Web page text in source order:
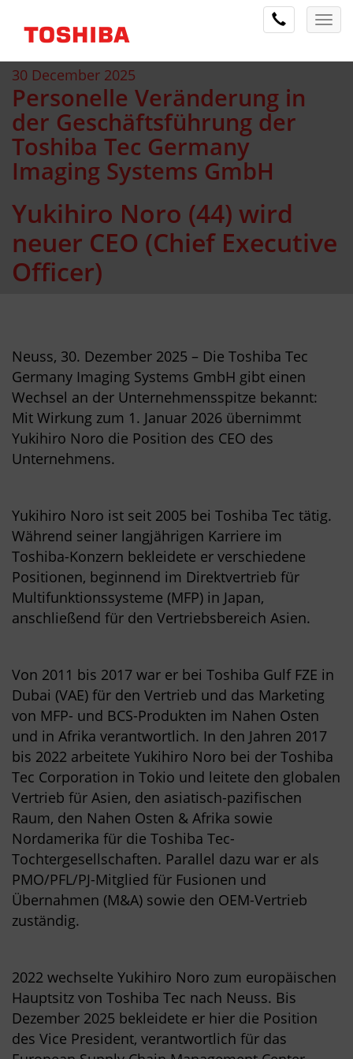
30 December 2025
Personelle Veränderung in
der Geschäftsführung der
Toshiba Tec Germany
Imaging Systems GmbH
Yukihiro Noro (44) wird
neuer CEO (Chief Executive
Officer)
Neuss, 30. Dezember 2025 – Die Toshiba Tec
Germany Imaging Systems GmbH gibt einen
Wechsel an der Unternehmensspitze bekannt:
Mit Wirkung zum 1. Januar 2026 übernimmt
Yukihiro Noro die Position des CEO des
Unternehmens.
Yukihiro Noro ist seit 2005 bei Toshiba Tec tätig.
Während seiner langjährigen Karriere im
Toshiba-Konzern bekleidete er verschiedene
Positionen, beginnend im Direktvertrieb für
Multifunktionssysteme (MFP) in Japan,
anschließend für den Vertriebsbereich Asien.
Von 2011 bis 2017 war er bei Toshiba Gulf FZE in
Dubai (VAE) für den Vertrieb und das Marketing
von MFP- und BCS-Produkten im Nahen Osten
und in Afrika verantwortlich. In den Jahren 2017
bis 2022 arbeitete Yukihiro Noro bei der Toshiba
Tec Corporation in Tokio und leitete den globalen
Vertrieb für Asien, den asiatisch-pazifischen
Raum, den Nahen Osten & Afrika sowie
Nordamerika für die Toshiba Tec-
Tochtergesellschaften. Parallel dazu war er als
PMO/PFL/PJ-Mitglied für Fusionen und
Übernahmen (M&A) sowie den OEM-Vertrieb
zuständig.
2022 wechselte Yukihiro Noro zum europäischen
Hauptsitz von Toshiba Tec nach Neuss. Bis
Dezember 2025 bekleidete er hier die Position
des Vice President, verantwortlich für das